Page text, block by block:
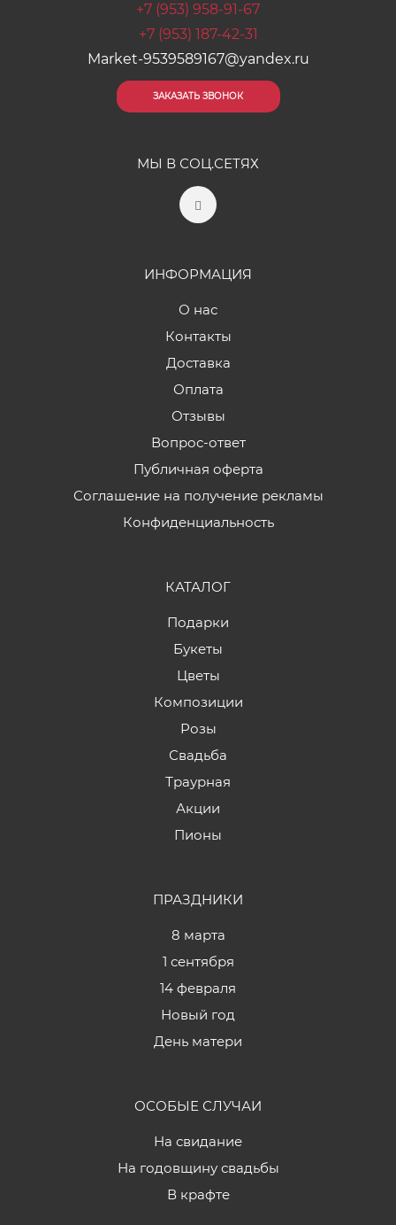
+7 (953) 958-91-67
+7 (953) 187-42-31
Market-9539589167@yandex.ru
ЗАКАЗАТЬ ЗВОНОК
МЫ В СОЦ.СЕТЯХ
ИНФОРМАЦИЯ
О нас
Контакты
Доставка
Оплата
Отзывы
Вопрос-ответ
Публичная оферта
Соглашение на получение рекламы
Конфиденциальность
КАТАЛОГ
Подарки
Букеты
Цветы
Композиции
Розы
Свадьба
Траурная
Акции
Пионы
ПРАЗДНИКИ
8 марта
1 сентября
14 февраля
Новый год
День матери
ОСОБЫЕ СЛУЧАИ
На свидание
На годовщину свадьбы
В крафте